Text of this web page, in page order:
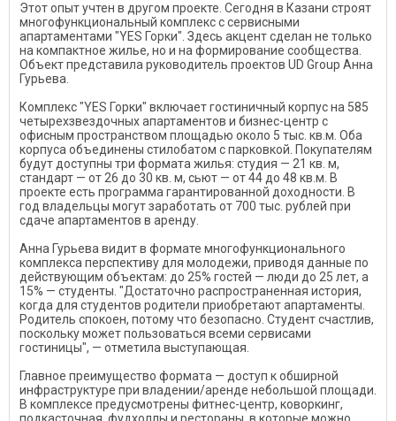
Этот опыт учтен в другом проекте. Сегодня в Казани строят
многофункциональный комплекс с сервисными
апартаментами "YES Горки". Здесь акцент сделан не только
на компактное жилье, но и на формирование сообщества.
Объект представила руководитель проектов UD Group Анна
Гурьева.
Комплекс "YES Горки" включает гостиничный корпус на 585
четырехзвездочных апартаментов и бизнес-центр с
офисным пространством площадью около 5 тыс. кв.м. Оба
корпуса объединены стилобатом с парковкой. Покупателям
будут доступны три формата жилья: студия — 21 кв. м,
стандарт — от 26 до 30 кв. м, сьют — от 44 до 48 кв.м. В
проекте есть программа гарантированной доходности. В
год владельцы могут заработать от 700 тыс. рублей при
сдаче апартаментов в аренду.
Анна Гурьева видит в формате многофункционального
комплекса перспективу для молодежи, приводя данные по
действующим объектам: до 25% гостей — люди до 25 лет, а
15% — студенты. "Достаточно распространенная история,
когда для студентов родители приобретают апартаменты.
Родитель спокоен, потому что безопасно. Студент счастлив,
поскольку может пользоваться всеми сервисами
гостиницы", — отметила выступающая.
Главное преимущество формата — доступ к обширной
инфраструктуре при владении/аренде небольшой площади.
В комплексе предусмотрены фитнес-центр, коворкинг,